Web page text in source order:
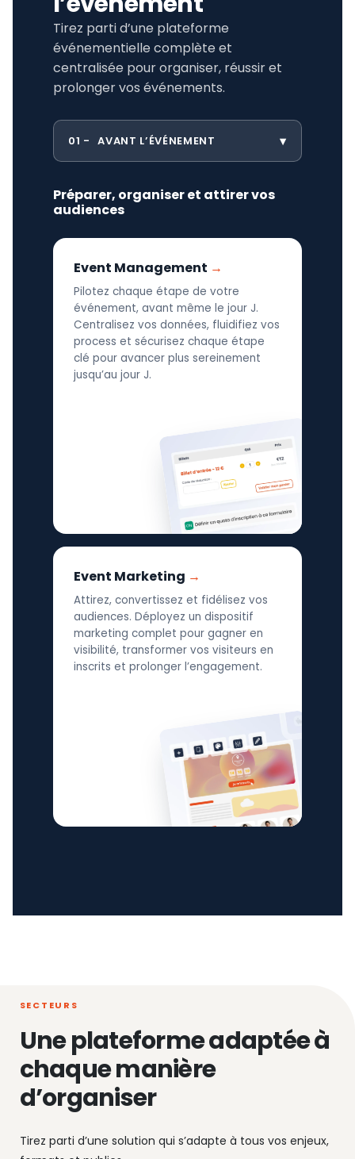
Tirez parti d’une plateforme
événementielle complète et
centralisée pour organiser, réussir et
prolonger vos événements.
01 AVANT L’ÉVÉNEMENT
Préparer, organiser et attirer vos
audiences
Event Management
Pilotez chaque étape de votre
événement, avant même le jour J.
Centralisez vos données, fluidifiez vos
process et sécurisez chaque étape
clé pour avancer plus sereinement
jusqu’au jour J.
Event Marketing
Attirez, convertissez et fidélisez vos
audiences. Déployez un dispositif
marketing complet pour gagner en
visibilité, transformer vos visiteurs en
inscrits et prolonger l’engagement.
SECTEURS
Une plateforme adaptée à
chaque manière
d’organiser
Tirez parti d’une solution qui s’adapte à tous vos enjeux,